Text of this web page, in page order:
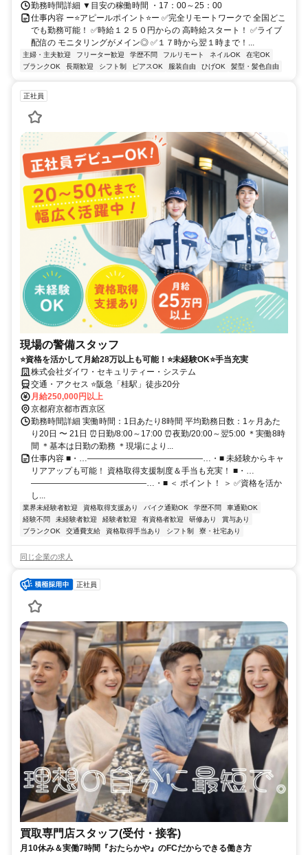
勤務時間詳細 ▼目安の稼働時間 ・17：00～25：00
仕事内容 ー⭐️アピールポイント⭐️ー ✅完全リモートワークで 全国どこ
でも勤務可能！ ✅時給１２５０円からの 高時給スタート！ ✅ライブ
配信の モニタリングがメイン◎ ✅１７時から翌１時まで！...
主婦・主夫歓迎 フリーター歓迎 学歴不問 フルリモート ネイルOK
在宅OK
ブランクOK
長期歓迎 シフト制 ピアスOK 服装自由 ひげOK 髪型・髪色自由
正社員
現場の警備スタッフ
⭐資格を活かして月給28万以上も可能！⭐未経験OK⭐手当充実
株式会社ダイワ・セキュリティー・システム
交通・アクセス ⭐阪急「桂駅」徒歩20分
月給250,000円以上
京都府京都市西京区
勤務時間詳細 実働時間：1日あたり8時間 平均勤務日数：1ヶ月あた
り20日 〜 21日 ⏰日勤/8:00～17:00 ⏰夜勤/20:00～翌5:00 ＊実働8時
間 ＊基本は日勤の勤務 ＊現場により...
仕事内容 ■・…――――――――――――――…・■ 未経験からキャ
リアアップも可能！ 資格取得支援制度＆手当も充実！ ■・…
――――――――――――――…・■ ＜ ポイント！ ＞ ✅資格を活か
し...
業界未経験者歓迎 資格取得支援あり バイク通勤OK 学歴不問
車通勤OK
経験不問
未経験者歓迎 経験者歓迎 有資格者歓迎 研修あり
賞与あり
ブランクOK
交通費支給 資格取得手当あり シフト制 寮・社宅あり
同じ企業の求人
正社員
買取専門店スタッフ(受付・接客)
月10休み＆実働7時間『おたらかや』のFCだからできる働き方